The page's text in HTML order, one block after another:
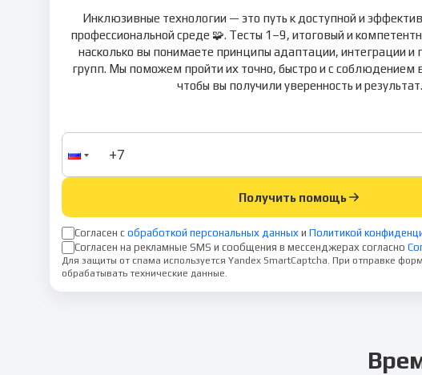
Инклюзивные технологии — это путь к доступной и
профессиональной среде 🧩. Тесты 1–9, итоговый и
насколько вы понимаете принципы адаптации, интеграции и
групп. Мы поможем пройти их точно, быстро и с соблюдением
чтобы вы получили уверенность и результат.
Получить помощь
Согласен с обработкой персональных данных и Политикой
Согласен на рекламные SMS и сообщения в мессенджерах согласно
Для защиты от спама используется Yandex SmartCaptcha. При отправке
обрабатывать технические данные.